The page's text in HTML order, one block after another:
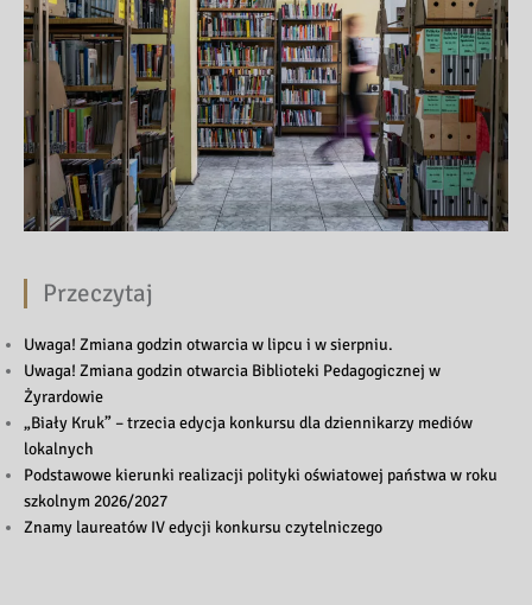
Przeczytaj
Uwaga! Zmiana godzin otwarcia w lipcu i w sierpniu.
Uwaga! Zmiana godzin otwarcia Biblioteki Pedagogicznej w
Żyrardowie
„Biały Kruk” – trzecia edycja konkursu dla dziennikarzy mediów
lokalnych
Podstawowe kierunki realizacji polityki oświatowej państwa w roku
szkolnym 2026/2027
Znamy laureatów IV edycji konkursu czytelniczego